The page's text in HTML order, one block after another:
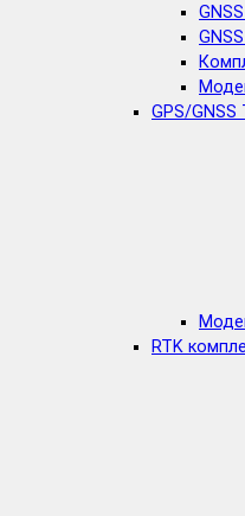
GPS/GNSS
RTK